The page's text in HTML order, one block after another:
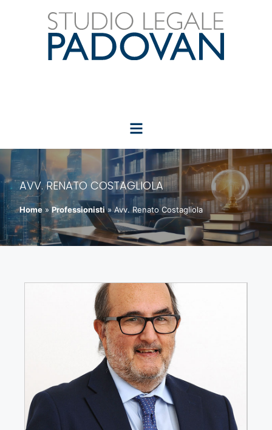
AVV. RENATO COSTAGLIOLA
Home » Professionisti » Avv. Renato Costagliola